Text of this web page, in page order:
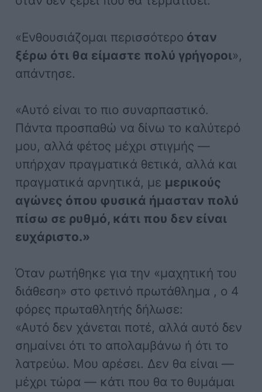
«Ενθουσιάζομαι περισσότερο όταν
ξέρω ότι θα είμαστε πολύ γρήγοροι»,
απάντησε.
«Αυτό είναι το πιο συναρπαστικό.
Πάντα προσπαθώ να δίνω το καλύτερό
μου, αλλά φέτος μέχρι στιγμής —
υπήρχαν πραγματικά θετικά, αλλά και
πραγματικά αρνητικά, με μερικούς
αγώνες όπου φυσικά ήμασταν πολύ
πίσω σε ρυθμό, κάτι που δεν είναι
ευχάριστο.»
Όταν ρωτήθηκε για την «μαχητική του
διάθεση» στο φετινό πρωτάθλημα , ο 4
φόρες πρωταθλητής δήλωσε:
«Αυτό δεν χάνεται ποτέ, αλλά αυτό δεν
σημαίνει ότι το απολαμβάνω ή ότι το
λατρεύω. Μου αρέσει. Δεν θα είναι —
μέχρι τώρα — κάτι που θα το θυμάμαι